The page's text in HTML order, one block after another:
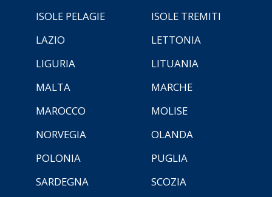
ISOLE PELAGIE
ISOLE TREMITI
LAZIO
LETTONIA
LIGURIA
LITUANIA
MALTA
MARCHE
MAROCCO
MOLISE
NORVEGIA
OLANDA
POLONIA
PUGLIA
SARDEGNA
SCOZIA